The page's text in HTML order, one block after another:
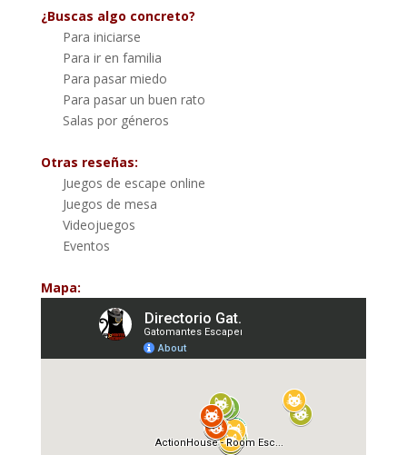
¿Buscas algo concreto?
Para iniciarse
Para ir en familia
Para pasar miedo
Para pasar un buen rato
Salas por géneros
Otras reseñas:
Juegos de escape online
Juegos de mesa
Videojuegos
Eventos
Mapa: